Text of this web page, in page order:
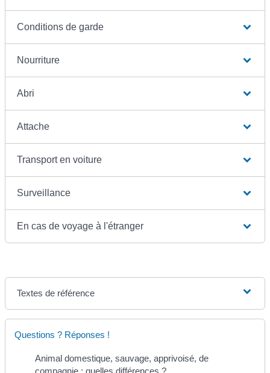
Conditions de garde
Nourriture
Abri
Attache
Transport en voiture
Surveillance
En cas de voyage à l'étranger
Textes de référence
Questions ? Réponses !
Animal domestique, sauvage, apprivoisé, de